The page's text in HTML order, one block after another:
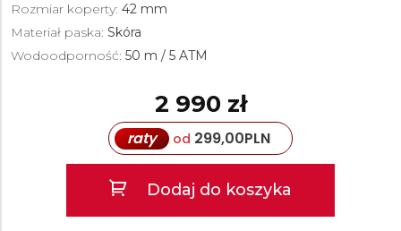
Rozmiar koperty: 42 mm
Materiał paska: Skóra
Wodoodporność: 50 m / 5 ATM
2 990 zł
raty od 299,00PLN
Dodaj do koszyka